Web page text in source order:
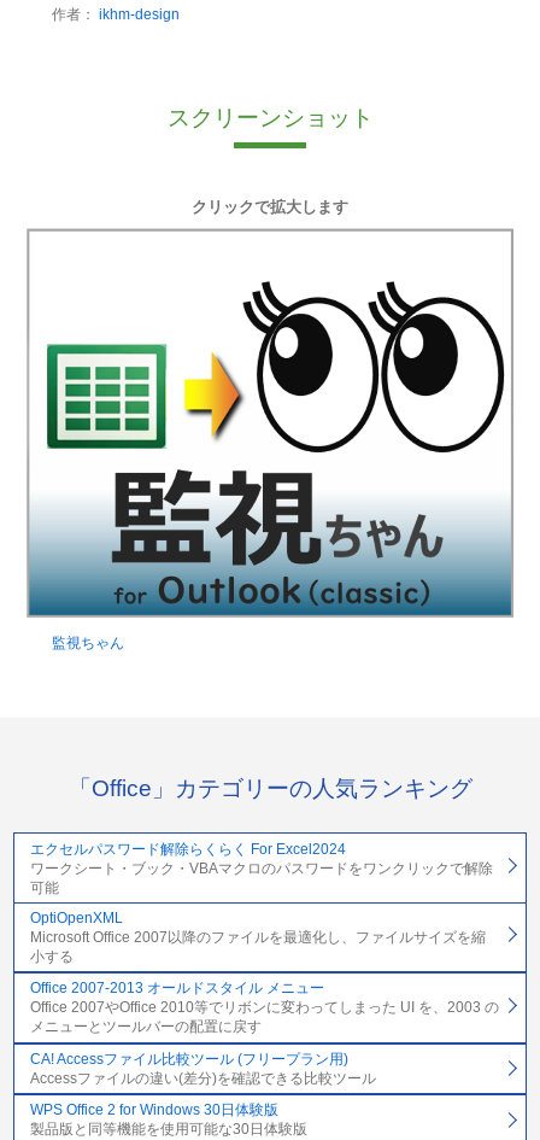
作者： ikhm-design
スクリーンショット
クリックで拡大します
監視ちゃん
「Office」カテゴリーの人気ランキング
エクセルパスワード解除らくらく For Excel2024
ワークシート・ブック・VBAマクロのパスワードをワンクリックで解除
可能
OptiOpenXML
Microsoft Office 2007以降のファイルを最適化し、ファイルサイズを縮
小する
Office 2007-2013 オールドスタイル メニュー
Office 2007やOffice 2010等でリボンに変わってしまった UI を、2003 の
メニューとツールバーの配置に戻す
CA! Accessファイル比較ツール (フリープラン用)
Accessファイルの違い(差分)を確認できる比較ツール
WPS Office 2 for Windows 30日体験版
製品版と同等機能を使用可能な30日体験版